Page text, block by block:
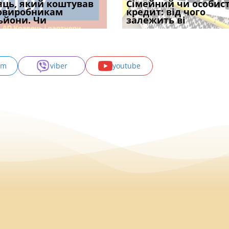
встановив для
шкоди
Документи, на яких не
проставляється
апостиль: пер
який коштував
Чи
Огляд практики ВС від
Ростислава Кравця, що
опублі
потрібна ФОП
у 2026 році:
засто
Сімейний чи
кредит: від чого
залежить ві
Восьмий ААС
підтвердив, що
може скас
viber youtube